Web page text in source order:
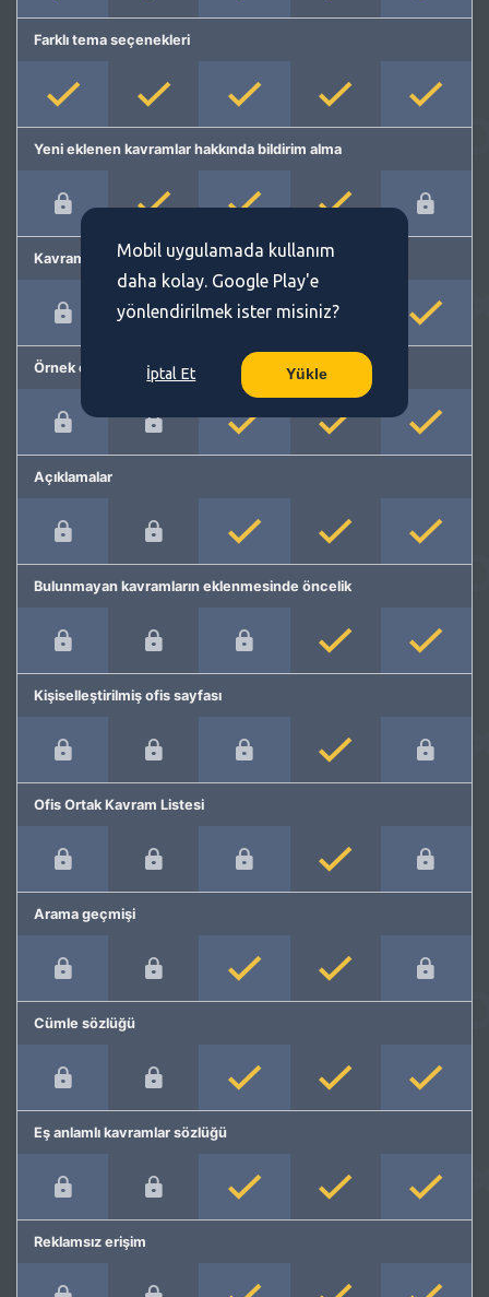
Farklı tema seçenekleri
Yeni eklenen kavramlar hakkında bildirim alma
Kavram önerme
Örnek cümleler
Açıklamalar
Bulunmayan kavramların eklenmesinde öncelik
Kişiselleştirilmiş ofis sayfası
Ofis Ortak Kavram Listesi
Arama geçmişi
Cümle sözlüğü
Eş anlamlı kavramlar sözlüğü
Reklamsız erişim
Mobil uygulamada kullanım
daha kolay. Google Play'e
yönlendirilmek ister misiniz?
İptal Et Yükle